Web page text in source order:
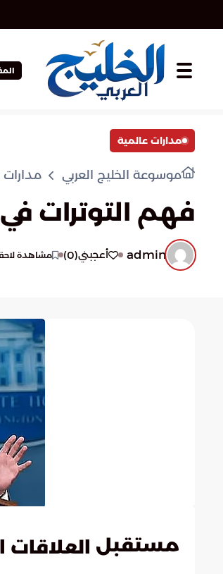
مدارات عالمية
موسوعة الخليج العربي مدارات
فهم التوترات في
admin أعجبني(
0
) مشاهدة
مستقبل العلاقات